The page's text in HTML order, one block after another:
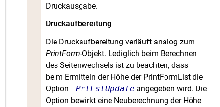
Druckausgabe.
Druckaufbereitung
Die Druckaufbereitung verläuft analog zum
PrintForm-Objekt. Lediglich beim Berechnen
des Seitenwechsels ist zu beachten, dass
beim Ermitteln der Höhe der PrintFormList die
Option
_PrtLstUpdate angegeben wird. Die
Option bewirkt eine Neuberechnung der Höhe